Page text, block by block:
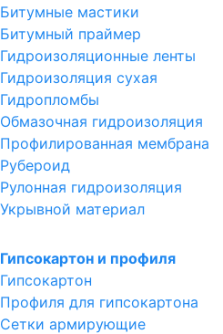
Битумные мастики
Битумный праймер
Гидроизоляционные ленты
Гидроизоляция сухая
Гидропломбы
Обмазочная гидроизоляция
Профилированная мембрана
Рубероид
Рулонная гидроизоляция
Укрывной материал
Гипсокартон и профиля
Гипсокартон
Профиля для гипсокартона
Сетки армирующие